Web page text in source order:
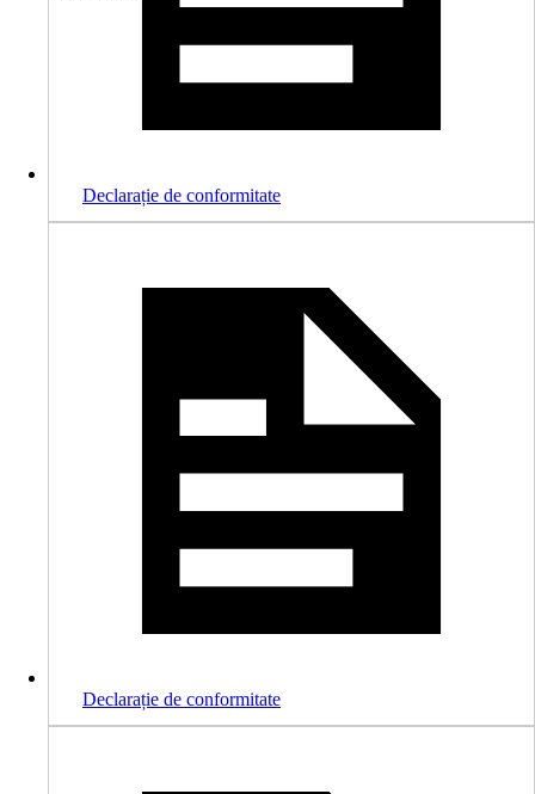
Declarație de conformitate
Declarație de conformitate